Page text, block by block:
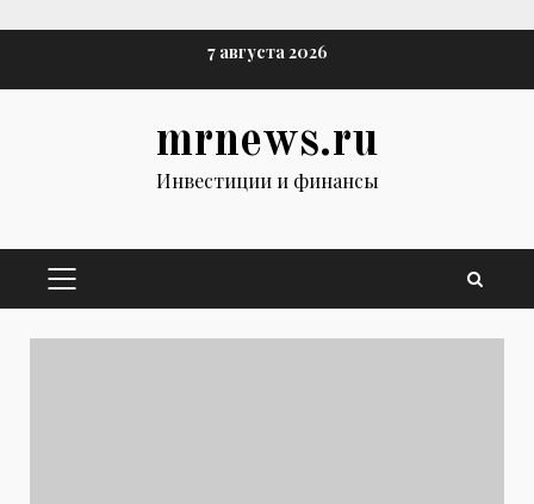
7 августа 2026
mrnews.ru
Инвестиции и финансы
ОСНОВНОЕ